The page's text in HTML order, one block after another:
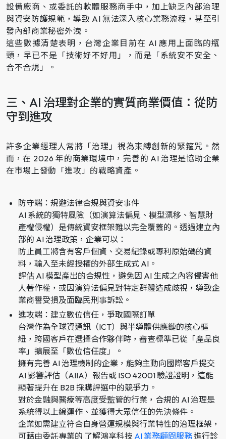
設備廠商、或委託的軟體服務商手中，加上缺乏內部治理
與資安防護規範，導致 AI 無法深入核心業務流程，甚至引
發內部商業秘密外洩。
這些數據清楚表明，台灣企業目前在 AI 應用上面臨的瓶
頸，早已不是「技術好不好用」，而是「系統安不安全、
合不合規」。
三、AI 治理對企業的實質商業價值：從防
守到進攻
許多企業經理人常將「治理」視為束縛創新的緊箍咒。然
而，在 2026 年的商業環境中，完善的 AI 治理是協助企業
在市場上發動「進攻」的戰略資產。
防守端：規避法律合規與資安事件
AI 系統的獨特風險（如演算法偏見、模型漂移、智慧財
產權侵權）是傳統資安框架難以完全覆蓋的。透過建立內
部的 AI 治理政策，企業可以：
防止員工將含有客戶個資、交易紀錄或專利原始碼的資
料，輸入至未經授權的外部生成式 AI。
評估 AI 模型產出的合規性，避免因 AI 生成之內容侵害他
人著作權，或因演算法偏見對特定群體造成歧視，導致企
業商譽受損及面臨民刑事訴訟。
進攻端：建立數位信任，爭取國際訂單
台灣作為全球資通訊（ICT）與半導體供應鏈的核心樞
紐，跨國客戶在選擇合作夥伴時，審查標準已從「產品良
率」擴展至「數位信任度」。
擁有完善 AI 治理機制的企業，能夠主動向國際客戶提交
AI 影響評估（AIIA）報告或 ISO 42001 驗證證明，這能
顯著提升在 B2B 採購評選中的競爭力。
對於金融與醫療等高度受監管的行業，合規的 AI 治理是
系統得以上線運作、並獲得大眾信任的先決條件。
企業如需建立符合自身營運規模與行業特性的治理框架，
可藉由委託專業的 了解鴻享科技 AI 業務顧問服務 進行診